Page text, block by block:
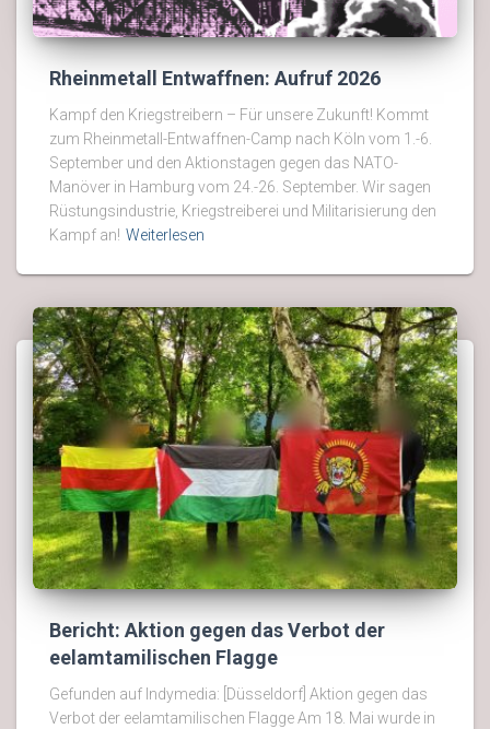
Rheinmetall Entwaffnen: Aufruf 2026
Kampf den Kriegstreibern – Für unsere Zukunft! Kommt
zum Rheinmetall-Entwaffnen-Camp nach Köln vom 1.-6.
September und den Aktionstagen gegen das NATO-
Manöver in Hamburg vom 24.-26. September. Wir sagen
Rüstungsindustrie, Kriegstreiberei und Militarisierung den
Kampf an! Weiterlesen
Bericht: Aktion gegen das Verbot der
eelamtamilischen Flagge
Gefunden auf Indymedia: [Düsseldorf] Aktion gegen das
Verbot der eelamtamilischen Flagge Am 18. Mai wurde in